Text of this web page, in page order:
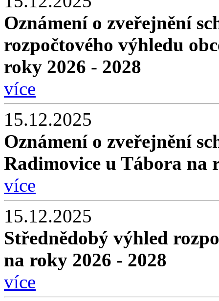
Oznámení o zveřejnění
rozpočtového výhledu
roky 2026 - 2028
více
15.12.2025
Oznámení o zveřejnění
Radimovice u Tábora na
více
15.12.2025
Střednědobý výhled
na roky 2026 - 2028
více